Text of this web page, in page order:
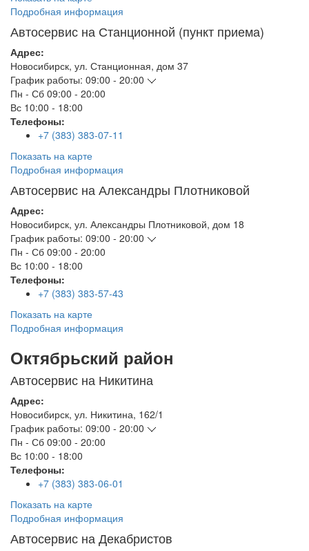
Подробная информация
Автосервис на Станционной (пункт приема)
Адрес:
Новосибирск, ул. Станционная, дом 37
График работы: 09:00 - 20:00
Пн - Сб 09:00 - 20:00
Вс 10:00 - 18:00
Телефоны:
+7 (383) 383-07-11
Показать на карте
Подробная информация
Автосервис на Александры Плотниковой
Адрес:
Новосибирск, ул. Александры Плотниковой, дом 18
График работы: 09:00 - 20:00
Пн - Сб 09:00 - 20:00
Вс 10:00 - 18:00
Телефоны:
+7 (383) 383-57-43
Показать на карте
Подробная информация
Октябрьский район
Автосервис на Никитина
Адрес:
Новосибирск, ул. Никитина, 162/1
График работы: 09:00 - 20:00
Пн - Сб 09:00 - 20:00
Вс 10:00 - 18:00
Телефоны:
+7 (383) 383-06-01
Показать на карте
Подробная информация
Автосервис на Декабристов